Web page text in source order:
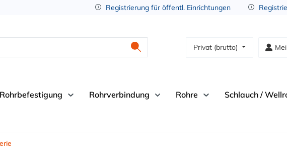
Registrierung für öffentl. Einrichtungen
Privat (brutto)
Rohrbefestigung Rohrverbindung Rohre Schlauch /